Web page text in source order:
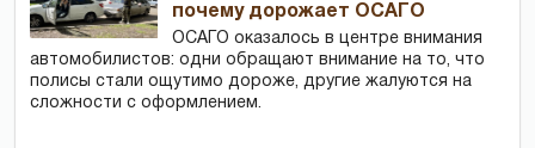
почему дорожает ОСАГО
ОСАГО оказалось в центре внимания
автомобилистов: одни обращают внимание на то, что
полисы стали ощутимо дороже, другие жалуются на
сложности с оформлением.